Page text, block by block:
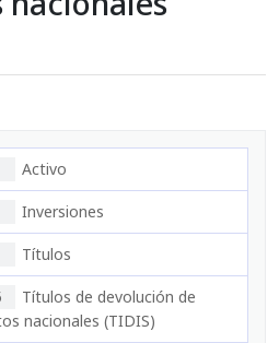
Activo
Inversiones
Títulos
Títulos de devolución de
nacionales (TIDIS)